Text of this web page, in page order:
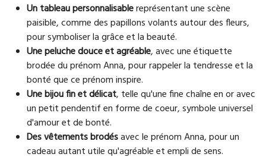
Un tableau personnalisablereprésentant une scène
paisible, comme des papillons volants autour des fleurs,
pour symboliser la grâce et la beauté.
Une peluche douce et agréable, avec une étiquette
brodée du prénom Anna, pour rappeler la tendresse et la
bonté que ce prénom inspire.
Une bijou fin et délicat, telle qu'une fine chaîne en or avec
un petit pendentif en forme de coeur, symbole universel
d'amour et de bonté.
Des vêtements brodésavec le prénom Anna, pour un
cadeau autant utile qu'agréable et empli de sens.